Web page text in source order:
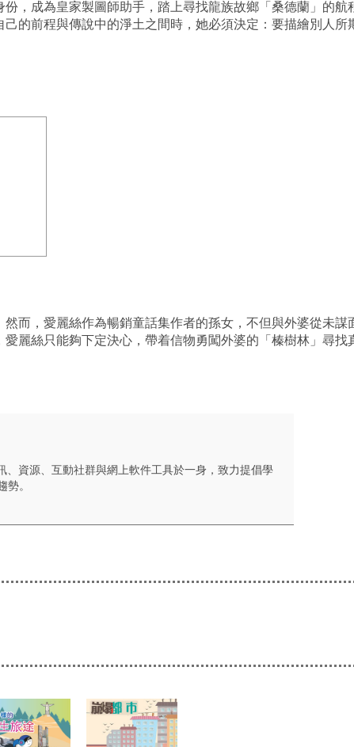
，成為皇家製圖師助手，踏上尋找龍族故鄉「桑德蘭」的
的前程與傳說中的淨土之間時，她必須決定：要描繪別人所
而，愛麗絲作為暢銷童話集作者的孫女，不但與外婆從未謀
麗絲只能夠下定決心，帶着信物勇闖外婆的「榛樹林」尋
、資源、互動社群與網上軟件工具於一身，致力提倡學
。